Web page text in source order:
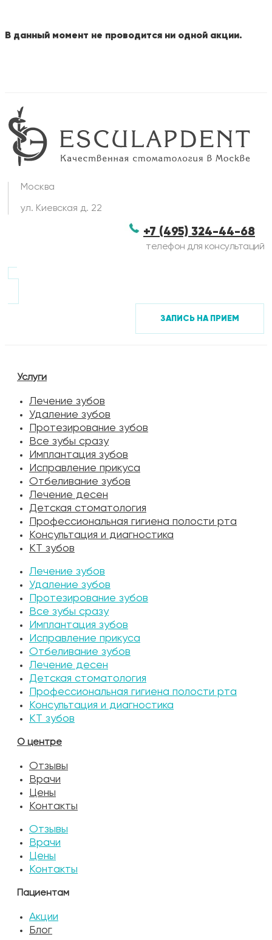
В данный момент не проводится ни одной акции.
Москва
ул. Киевская д. 22
+7 (495) 324-44-68
телефон для консультаций
ЗАПИСЬ НА ПРИЕМ
Услуги
Лечение зубов
Удаление зубов
Протезирование зубов
Все зубы сразу
Имплантация зубов
Исправление прикуса
Отбеливание зубов
Лечение десен
Детская стоматология
Профессиональная гигиена полости рта
Консультация и диагностика
КТ зубов
Лечение зубов
Удаление зубов
Протезирование зубов
Все зубы сразу
Имплантация зубов
Исправление прикуса
Отбеливание зубов
Лечение десен
Детская стоматология
Профессиональная гигиена полости рта
Консультация и диагностика
КТ зубов
О центре
Отзывы
Врачи
Цены
Контакты
Отзывы
Врачи
Цены
Контакты
Пациентам
Акции
Блог